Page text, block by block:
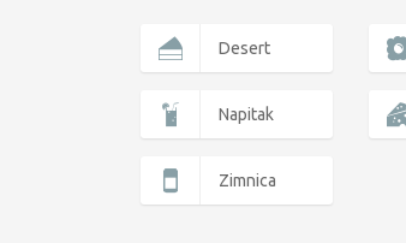
Desert
Napitak
Zimnica